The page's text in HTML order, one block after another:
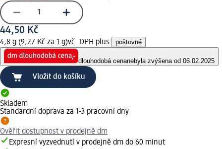
44,50 Kč
4,8 g (9,27 Kč za 1 g)vč. DPH plus poštovné
dlouhodobá cenanebyla zvýšena od 06.02.2025
Vložit do košíku
Skladem
Standardní doprava za 1-3 pracovní dny
Ověřit dostupnost v prodejně dm
Expresní vyzvednutí v prodejně dm do 60 minut